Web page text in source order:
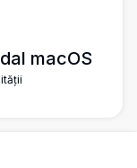
macOS